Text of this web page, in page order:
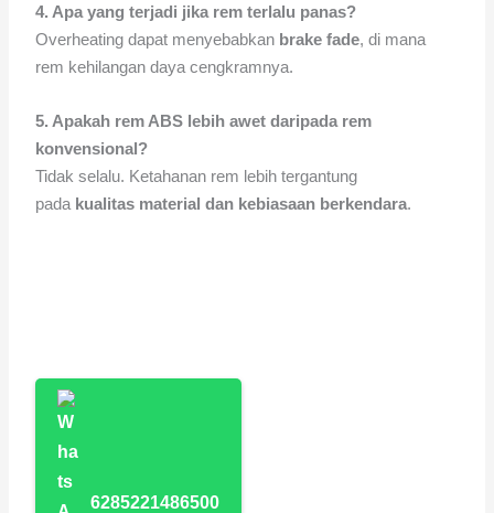
4. Apa yang terjadi jika rem terlalu panas?
Overheating dapat menyebabkan brake fade, di mana
rem kehilangan daya cengkramnya.
5. Apakah rem ABS lebih awet daripada rem
konvensional?
Tidak selalu. Ketahanan rem lebih tergantung
pada kualitas material dan kebiasaan berkendara.
6285221486500